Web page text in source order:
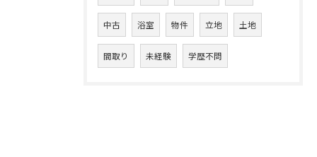
中古 浴室 物件 立地 土地
間取り 未経験 学歴不問